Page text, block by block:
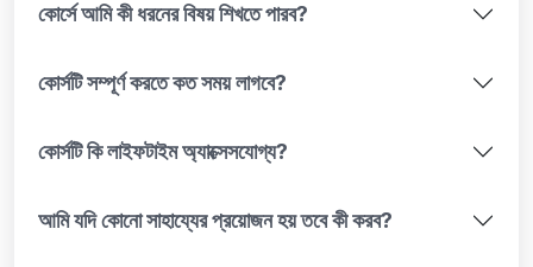
কোর্সে আমি কী ধরনের বিষয় শিখতে পারব?
কোর্সটি সম্পূর্ণ করতে কত সময় লাগবে?
কোর্সটি কি লাইফটাইম অ্যাক্সেসযোগ্য?
আমি যদি কোনো সাহায্যের প্রয়োজন হয় তবে কী করব?